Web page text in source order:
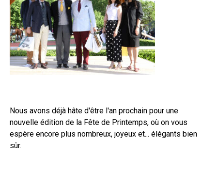
Nous avons déjà hâte d'être l'an prochain pour une
nouvelle édition de la Fête de Printemps, où on vous
espère encore plus nombreux, joyeux et... élégants bien
sûr.